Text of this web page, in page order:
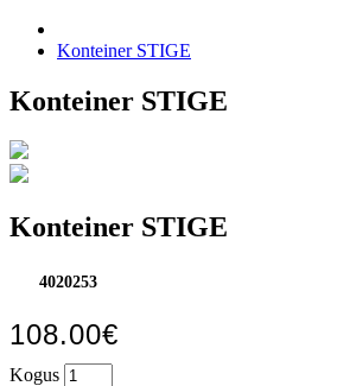
Konteiner STIGE
Konteiner STIGE
Konteiner STIGE
4020253
108.00€
Kogus